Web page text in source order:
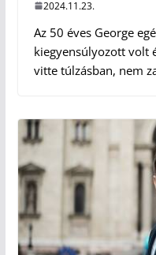
2024.11.23.
Az 50 éves George
kiegyensúlyozott volt
vitte túlzásban, nem